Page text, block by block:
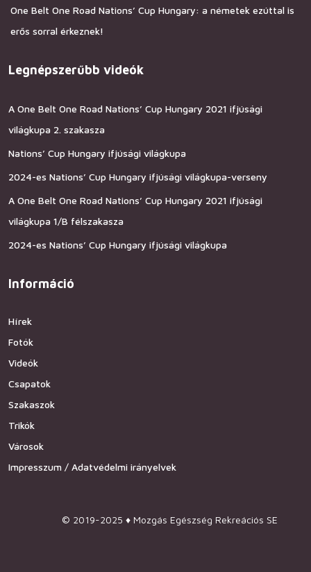
One Belt One Road Nations’ Cup Hungary: a németek ezúttal is
erős sorral érkeznek!
Legnépszerűbb videók
A One Belt One Road Nations’ Cup Hungary 2021 ifjúsági
világkupa 2. szakasza
Nations’ Cup Hungary ifjúsági világkupa
2024-es Nations’ Cup Hungary ifjúsági világkupa-verseny
A One Belt One Road Nations’ Cup Hungary 2021 ifjúsági
világkupa 1/B félszakasza
2024-es Nations’ Cup Hungary ifjúsági világkupa
Információ
Hírek
Fotók
Videók
Csapatok
Szakaszok
Trikók
Városok
Impresszum / Adatvédelmi irányelvek
© 2019-2025 ♦ Mozgás Egészség Rekreációs SE